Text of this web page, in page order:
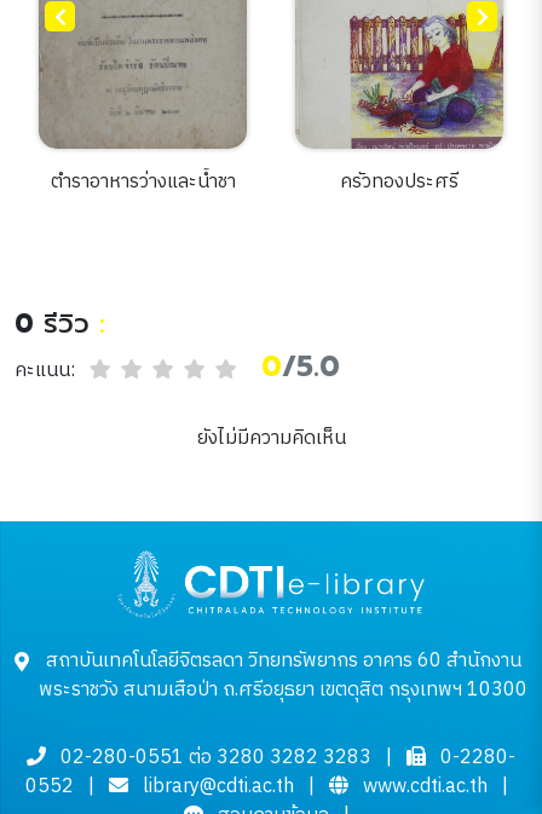
อาหารว่างและน้ำชา ครัวทองประศรี
0 รีวิว :
คะแนน: 0/5.0
ยังไม่มีความคิดเห็น
สถาบันเทคโนโลยีจิตรลดา วิทยทรัพยากร อาคาร 60 สำนักงาน
พระราชวัง สนามเสือป่า ถ.ศรีอยุธยา เขตดุสิต กรุงเทพฯ 10300
02-280-0551 ต่อ 3280 3282 3283 |
0-2280-
0552 | library@cdti.ac.th | www.cdti.ac.th |